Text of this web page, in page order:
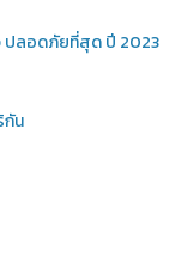
ปลอดภัยที่สุด ปี 2023
กัน